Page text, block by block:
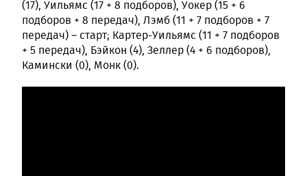
(17), Уильямс (17 + 8 подборов), Уокер (15 + 6
подборов + 8 передач), Лэмб (11 + 7 подборов + 7
передач) – старт; Картер-Уильямс (11 + 7 подборов
+ 5 передач), Бэйкон (4), Зеллер (4 + 6 подборов),
Камински (0), Монк (0).